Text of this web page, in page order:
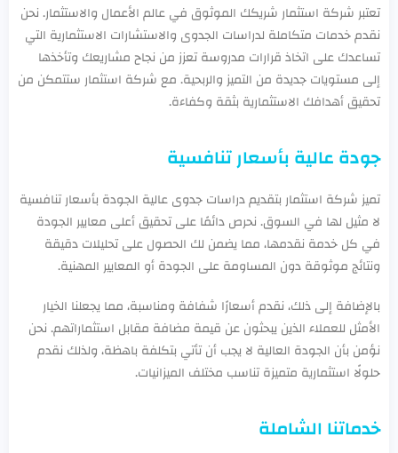
تعتبر شركة استثمار شريكك الموثوق في عالم الأعمال والاستثمار. نحن
نقدم خدمات متكاملة لدراسات الجدوى والاستشارات الاستثمارية التي
تساعدك على اتخاذ قرارات مدروسة تعزز من نجاح مشاريعك وتأخذها
إلى مستويات جديدة من التميز والربحية. مع شركة استثمار ستتمكن من
تحقيق أهدافك الاستثمارية بثقة وكفاءة.
جودة عالية بأسعار تنافسية
تميز شركة استثمار بتقديم دراسات جدوى عالية الجودة بأسعار تنافسية
لا مثيل لها في السوق. نحرص دائمًا على تحقيق أعلى معايير الجودة
في كل خدمة نقدمها، مما يضمن لك الحصول على تحليلات دقيقة
ونتائج موثوقة دون المساومة على الجودة أو المعايير المهنية.
بالإضافة إلى ذلك، نقدم أسعارًا شفافة ومناسبة، مما يجعلنا الخيار
الأمثل للعملاء الذين يبحثون عن قيمة مضافة مقابل استثماراتهم. نحن
نؤمن بأن الجودة العالية لا يجب أن تأتي بتكلفة باهظة، ولذلك نقدم
حلولًا استثمارية متميزة تناسب مختلف الميزانيات.
خدماتنا الشاملة